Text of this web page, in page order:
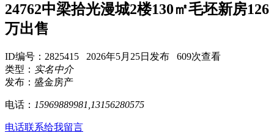
24762中梁拾光漫城2楼130㎡毛坯新房126
万出售
ID编号：2825415 2026年5月25日发布 609次查看
类型： 实名中介
发布：盛金房产
电话： 15969889981,13156280575
电话联系给我留言